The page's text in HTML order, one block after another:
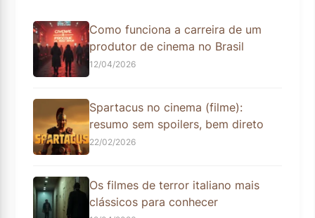
Como funciona a carreira de um
produtor de cinema no Brasil
12/04/2026
Spartacus no cinema (filme):
resumo sem spoilers, bem direto
22/02/2026
Os filmes de terror italiano mais
clássicos para conhecer